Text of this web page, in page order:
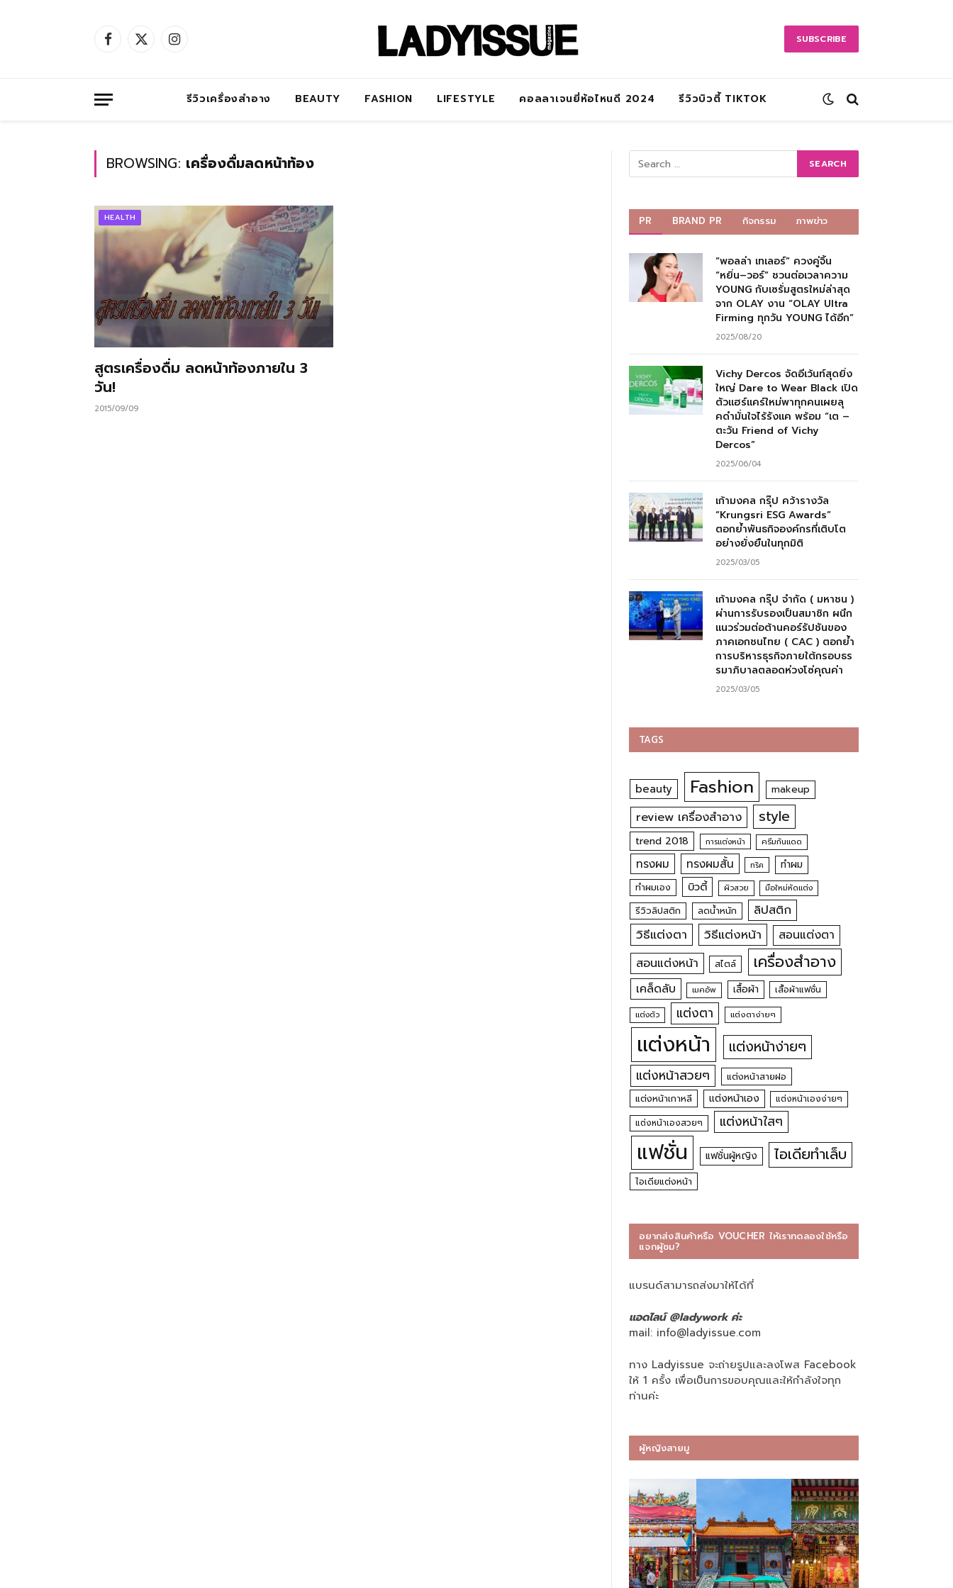
Facebook
X
Instagram SUBSCRIBE
รีวิวเครื่องสำอาง BEAUTY FASHION LIFESTYLE คอลลาเจนยี่ห้อไหนดี 2024 รีวิวบิวตี้ TIKTOK
BROWSING: เครื่องดื่มลดหน้าท้อง
HEALTH
สูตรเครื่องดื่ม ลดหน้าท้องภายใน 3
วัน!
2015/09/09
PR BRAND PR กิจกรรม ภาพข่าว
“พอลล่า เทเลอร์” ควงคู่จิ้น
“หยิ่น–วอร์” ชวนต่อเวลาความ
YOUNG กับเซรั่มสูตรใหม่ล่าสุด
จาก OLAY งาน “OLAY Ultra
Firming ทุกวัน YOUNG ได้อีก”
2025/08/20
Vichy Dercos จัดอีเว้นท์สุดยิ่ง
ใหญ่ Dare to Wear Black เปิด
ตัวแฮร์แคร์ใหม่พาทุกคนเผยลุ
คดำมั่นใจไร้รังแค พร้อม “เต –
ตะวัน Friend of Vichy
Dercos”
2025/06/04
เก้ามงคล กรุ๊ป คว้ารางวัล
“Krungsri ESG Awards”
ตอกย้ำพันธกิจองค์กรที่เติบโต
อย่างยั่งยืนในทุกมิติ
2025/03/05
เก้ามงคล กรุ๊ป จำกัด ( มหาชน )
ผ่านการรับรองเป็นสมาชิก ผนึก
แนวร่วมต่อต้านคอร์รัปชันของ
ภาคเอกชนไทย ( CAC ) ตอกย้ำ
การบริหารธุรกิจภายใต้กรอบธร
รมาภิบาลตลอดห่วงโซ่คุณค่า
2025/03/05
TAGS
beauty Fashion makeup
review เครื่องสำอาง style
trend 2018 การแต่งหน้า ครีมกันแดด
ทรงผม ทรงผมสั้น ทริค ทำผม
ทำผมเอง บิวตี้ ผิวสวย มือใหม่หัดแต่ง
รีวิวลิปสติก ลดน้ำหนัก ลิปสติก
วิธีแต่งตา วิธีแต่งหน้า สอนแต่งตา
สอนแต่งหน้า สไตล์ เครื่องสำอาง
เคล็ดลับ เมคอัพ เสื้อผ้า เสื้อผ้าแฟชั่น
แต่งตัว แต่งตา แต่งตาง่ายๆ
แต่งหน้า แต่งหน้าง่ายๆ
แต่งหน้าสวยๆ
แต่งหน้าสายฝอ
แต่งหน้าเกาหลี
แต่งหน้าเอง
แต่งหน้าเองง่ายๆ
แต่งหน้าเองสวยๆ
แต่งหน้าใสๆ
แฟชั่น แฟชั่นผู้หญิง ไอเดียทำเล็บ
ไอเดียแต่งหน้า
อยากส่งสินค้าหรือ VOUCHER ให้เราทดลองใช้หรือ
แจกผู้ชม?
แบรนด์สามารถส่งมาให้ได้ที่
แอดไลน์ @ladywork ค่ะ
mail: info@ladyissue.com
ทาง Ladyissue จะถ่ายรูปและลงโพส Facebook
ให้ 1 ครั้ง เพื่อเป็นการขอบคุณและให้กำลังใจทุก
ท่านค่ะ
ผู้หญิงสายมู